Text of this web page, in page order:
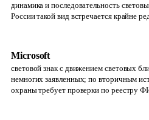
динамика и последовательность
России такой вид встречается крайне
Microsoft
световой знак с движением световых
немногих заявленных; по вторичным
охраны требует проверки по реестру